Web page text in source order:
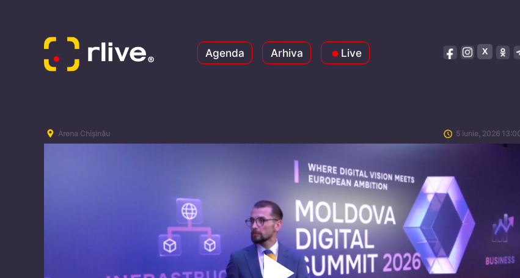
Agenda Arhiva Live
Arena Chișinău 5 iunie, 2026